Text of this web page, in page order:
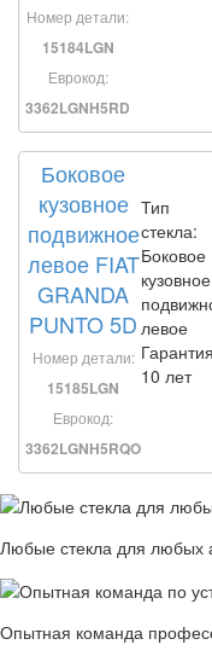
Номер детали:
15184LGN
Еврокод:
3362LGNH5RD
Боковое
кузовное
подвижное
левое FIAT
GRANDA
PUNTO 5D
Номер детали:
15185LGN
Еврокод:
3362LGNH5RQO
Тип
стекла:
Боковое
кузовное
левое
10 лет
Любые стекла для любых
Опытная команда